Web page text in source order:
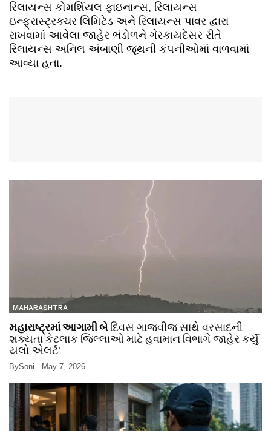
રિલાયન્સ કોમર્શિયલ ફાઇનાન્સ, રિલાયન્સ
ઇન્ફ્રાસ્ટ્રક્ચર લિમિટેડ અને રિલાયન્સ પાવર દ્વારા
રાખવામાં આવેલા જાહેર ભંડોળને ગેરકાયદેસર રીતે
રિલાયન્સ અનિલ અંબાણી જૂથની કંપનીઓમાં વાળવામાં
આવ્યા હતા.
MAHARASHTRA
મહારાષ્ટ્રમાં આગામી બેદિવસ ગાજવીજ સાથે વરસાદની
શક્યતા કેટલાક જિલ્લાઓ માટે હવામાન વિભાગે જાહેર કર્યું
યલો એલર્ટ’
BySoni May 7, 2026